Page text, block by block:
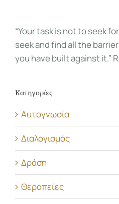
“Your task is not to seek
seek and find all the
you have built against it.”
Κατηγορίες
Αυτογνωσία
Διαλογισμός
Δράση
Θεραπείες